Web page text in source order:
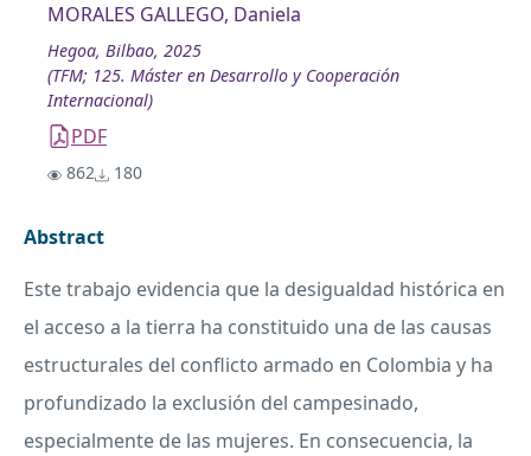
MORALES GALLEGO, Daniela
Hegoa, Bilbao, 2025
(TFM; 125. Máster en Desarrollo y Cooperación
Internacional)
PDF
862 180
Abstract
Este trabajo evidencia que la desigualdad histórica en
el acceso a la tierra ha constituido una de las causas
estructurales del conflicto armado en Colombia y ha
profundizado la exclusión del campesinado,
especialmente de las mujeres. En consecuencia, la